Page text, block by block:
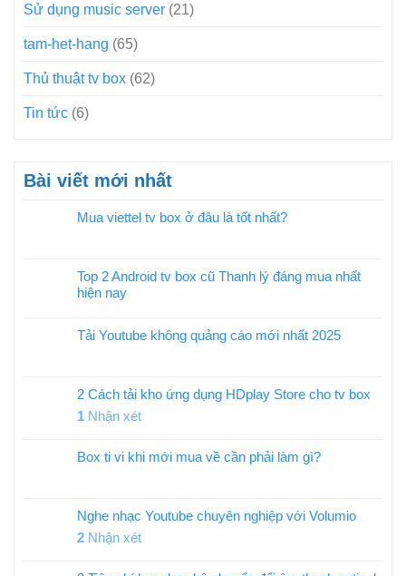
Sử dụng music server (21)
tam-het-hang (65)
Thủ thuật tv box (62)
Tin tức (6)
Bài viết mới nhất
Mua viettel tv box ở đâu là tốt nhất?
Top 2 Android tv box cũ Thanh lý đáng mua nhất
hiện nay
Tải Youtube không quảng cáo mới nhất 2025
2 Cách tải kho ứng dụng HDplay Store cho tv box
1 Nhận xét
Box ti vi khi mới mua về cần phải làm gì?
Nghe nhạc Youtube chuyên nghiệp với Volumio
2 Nhận xét